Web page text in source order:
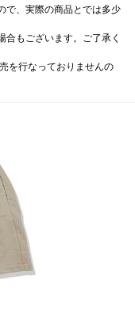
で、実際の商品とでは多少
もございます。ご了承く
を行なっておりませんの